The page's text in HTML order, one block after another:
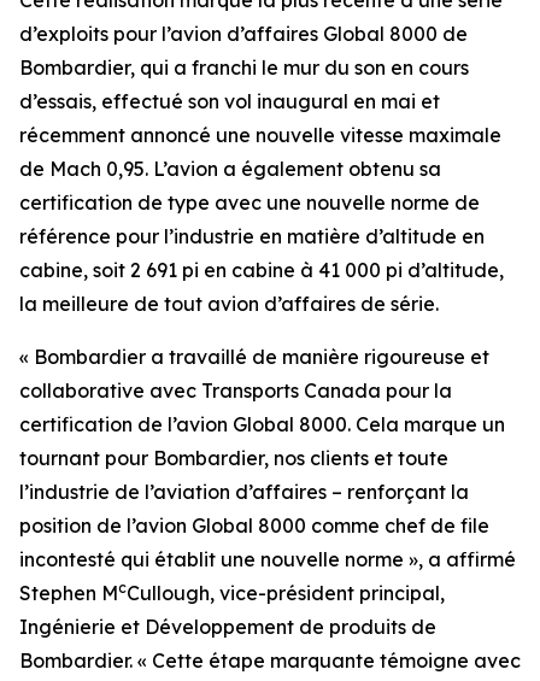
d’exploits pour l’avion d’affaires Global 8000 de
Bombardier, qui a franchi le mur du son en cours
d’essais, effectué son vol inaugural en mai et
récemment annoncé une nouvelle vitesse maximale
de Mach 0,95. L’avion a également obtenu sa
certification de type avec une nouvelle norme de
référence pour l’industrie en matière d’altitude en
cabine, soit 2 691 pi en cabine à 41 000 pi d’altitude,
la meilleure de tout avion d’affaires de série.
« Bombardier a travaillé de manière rigoureuse et
collaborative avec Transports Canada pour la
certification de l’avion Global 8000. Cela marque un
tournant pour Bombardier, nos clients et toute
l’industrie de l’aviation d’affaires – renforçant la
position de l’avion Global 8000 comme chef de file
incontesté qui établit une nouvelle norme », a affirmé
Stephen McCullough, vice-président principal,
Ingénierie et Développement de produits de
Bombardier. « Cette étape marquante témoigne avec